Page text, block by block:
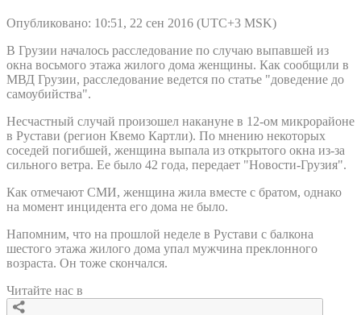
Опубликовано: 10:51, 22 сен 2016 (UTC+3 MSK)
В Грузии началось расследование по случаю выпавшей из
окна восьмого этажа жилого дома женщины. Как сообщили в
МВД Грузии, расследование ведется по статье "доведение до
самоубийства".
Несчастный случай произошел накануне в 12-ом микрорайоне
в Рустави (регион Квемо Картли). По мнению некоторых
соседей погибшей, женщина выпала из открытого окна из-за
сильного ветра. Ее было 42 года, передает "Новости-Грузия".
Как отмечают СМИ, женщина жила вместе с братом, однако
на момент инцидента его дома не было.
Напомним, что на прошлой неделе в Рустави с балкона
шестого этажа жилого дома упал мужчина преклонного
возраста. Он тоже скончался.
Читайте нас в